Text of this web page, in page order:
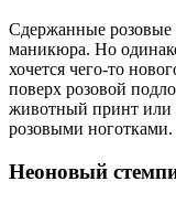
Сдержанные розовые
маникюра. Но
хочется чего-то
поверх розовой
животный принт или
розовыми ноготками.
Неоновый